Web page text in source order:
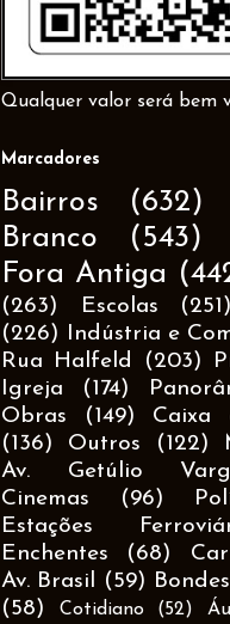
Qualquer valor será bem
Marcadores
Bairros (632)
Branco
(543)
Fora Antiga
(263)
Escolas (251)
(226)
Indústria e
Rua Halfeld
(203)
Igreja
(174)
Obras
(149)
Caixa
(136)
Outros (122)
Av. Getúlio
Cinemas
(96)
Estações
Enchentes
(68)
Av. Brasil
(59) Bondes
(58)
Cotidiano (52)